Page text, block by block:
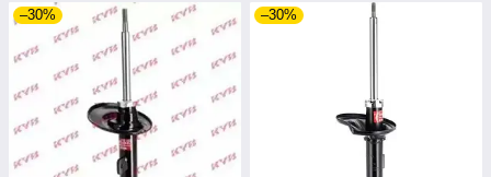
–30% –30%